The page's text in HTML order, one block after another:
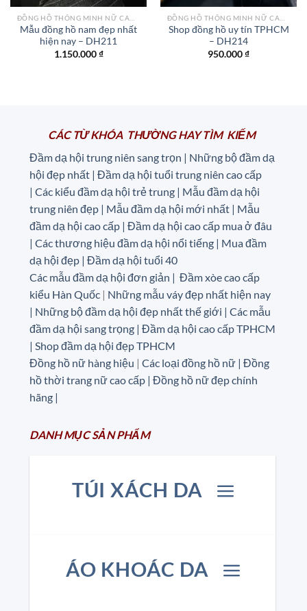
ĐỒNG HỒ THÔNG MINH NỮ CAO CẤP NHẤT
Mẫu đồng hồ nam đẹp nhất
hiện nay – DH211
1.150.000₫
ĐỒNG HỒ THÔNG MINH NỮ CAO CẤP NHẤT
Shop đồng hồ uy tín TPHCM
– DH214
950.000₫
CÁC TỪ KHÓA THƯỜNG HAY TÌM KIẾM
Đầm dạ hội trung niên sang trọn | Những bộ đầm dạ
hội đẹp nhất | Đầm dạ hội tuổi trung niên cao cấp
| Các kiểu đầm dạ hội trẻ trung | Mẫu đầm dạ hội
trung niên đẹp | Mẫu đầm dạ hội mới nhất | Mẫu
đầm dạ hội cao cấp | Đầm dạ hội cao cấp mua ở đâu
| Các thương hiệu đầm dạ hội nổi tiếng | Mua đầm
dạ hội đẹp | Đầm dạ hội tuổi 40
Các mẫu đầm dạ hội đơn giản | Đầm xòe cao cấp
kiểu Hàn Quốc | Những mẫu váy đẹp nhất hiện nay
| Những bộ đầm dạ hội đẹp nhất thế giới | Các mẫu
đầm dạ hội sang trọng | Đầm dạ hội cao cấp TPHCM
| Shop đầm dạ hội đẹp TPHCM
Đồng hồ nữ hàng hiệu | Các loại đồng hồ nữ | Đồng
hồ thời trang nữ cao cấp | Đồng hồ nữ đẹp chính
hãng |
DANH MỤCSẢNPHẨM
TÚI XÁCH DA
ÁO KHOÁC DA